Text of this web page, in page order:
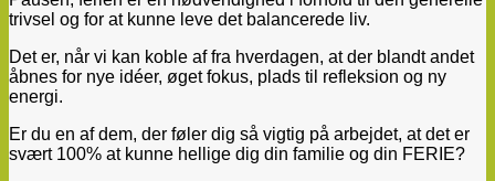
trivsel og for at kunne leve det balancerede liv.
Det er, når vi kan koble af fra hverdagen, at der blandt andet
åbnes for nye idéer, øget fokus, plads til refleksion og ny
energi.
Er du en af dem, der føler dig så vigtig på arbejdet, at det er
svært 100% at kunne hellige dig din familie og din FERIE?